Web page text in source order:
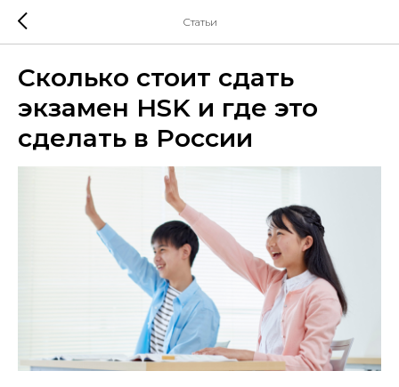
Статьи
Сколько стоит сдать
экзамен HSK и где это
сделать в России